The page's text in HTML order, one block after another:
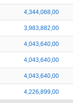
4,344,068,00
3,983,882,00
4,043,640,00
4,043,640,00
4,043,640,00
4,226,899,00